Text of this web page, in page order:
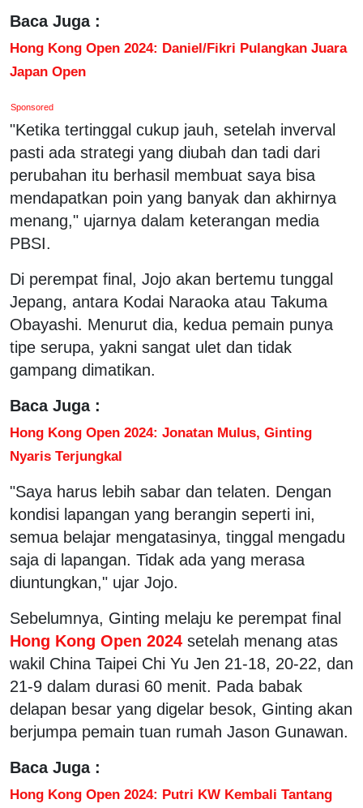
Baca Juga :
Hong Kong Open 2024: Daniel/Fikri Pulangkan Juara
Japan Open
Sponsored
"Ketika tertinggal cukup jauh, setelah inverval
pasti ada strategi yang diubah dan tadi dari
perubahan itu berhasil membuat saya bisa
mendapatkan poin yang banyak dan akhirnya
menang," ujarnya dalam keterangan media
PBSI.
Di perempat final, Jojo akan bertemu tunggal
Jepang, antara Kodai Naraoka atau Takuma
Obayashi. Menurut dia, kedua pemain punya
tipe serupa, yakni sangat ulet dan tidak
gampang dimatikan.
Baca Juga :
Hong Kong Open 2024: Jonatan Mulus, Ginting
Nyaris Terjungkal
"Saya harus lebih sabar dan telaten. Dengan
kondisi lapangan yang berangin seperti ini,
semua belajar mengatasinya, tinggal mengadu
saja di lapangan. Tidak ada yang merasa
diuntungkan," ujar Jojo.
Sebelumnya, Ginting melaju ke perempat final
Hong Kong Open 2024 setelah menang atas
wakil China Taipei Chi Yu Jen 21-18, 20-22, dan
21-9 dalam durasi 60 menit. Pada babak
delapan besar yang digelar besok, Ginting akan
berjumpa pemain tuan rumah Jason Gunawan.
Baca Juga :
Hong Kong Open 2024: Putri KW Kembali Tantang